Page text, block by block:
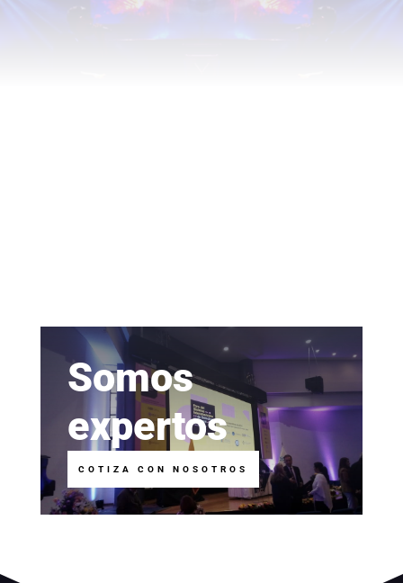
Somos
expertos
COTIZA CON NOSOTROS